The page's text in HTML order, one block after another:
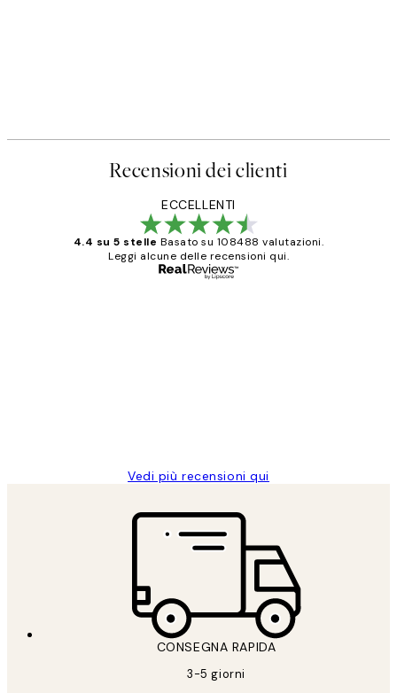
Recensioni dei clienti
ECCELLENTI
4.4 su 5 stelle Basato su 108488 valutazioni.
Leggi alcune delle recensioni qui.
Vedi più recensioni qui
CONSEGNA RAPIDA
3-5 giorni